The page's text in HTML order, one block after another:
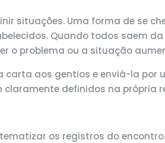
situações. Uma forma de se
Quando todos saem
o problema ou a situação
carta aos gentios e enviá-la
claramente definidos na própria
os registros do